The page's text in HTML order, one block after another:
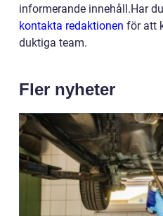
informerande innehåll.Har
kontakta redaktionen för att
duktiga team.
Fler nyheter